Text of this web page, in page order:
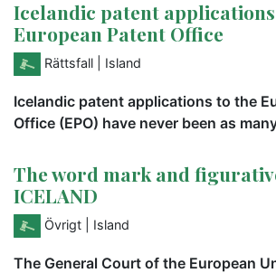
Icelandic patent
European Patent Office
Rättsfall | Island
Icelandic patent applications to the
Office (EPO) have never been as
The word mark and
ICELAND
Övrigt | Island
The General Court of the European